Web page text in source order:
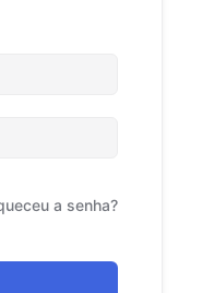
a senha?